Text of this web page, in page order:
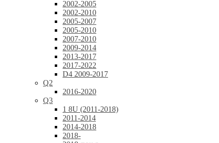
2002-2005
2002-2010
2005-2007
2005-2010
2007-2010
2009-2014
2013-2017
2017-2022
D4 2009-2017
Q2
2016-2020
Q3
1 8U (2011-2018)
2011-2014
2014-2018
2018-